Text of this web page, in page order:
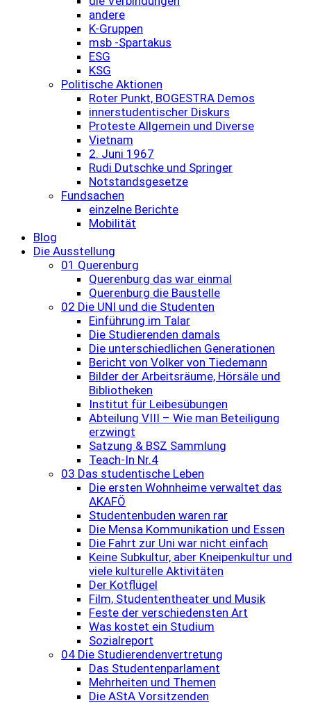
andere
K-Gruppen
msb -Spartakus
ESG
KSG
Politische Aktionen
Roter Punkt, BOGESTRA Demos
innerstudentischer Diskurs
Proteste Allgemein und Diverse
Vietnam
2. Juni 1967
Rudi Dutschke und Springer
Notstandsgesetze
Fundsachen
einzelne Berichte
Mobilität
Blog
Die Ausstellung
01 Querenburg
Querenburg das war einmal
Querenburg die Baustelle
02 Die UNI und die Studenten
Einführung im Talar
Die Studierenden damals
Die unterschiedlichen Generationen
Bericht von Volker von Tiedemann
Bilder der Arbeitsräume, Hörsäle und
Bibliotheken
Institut für Leibesübungen
Abteilung VIII – Wie man Beteiligung
erzwingt
Satzung & BSZ Sammlung
Teach-In Nr.4
03 Das studentische Leben
Die ersten Wohnheime verwaltet das
AKAFÖ
Studentenbuden waren rar
Die Mensa Kommunikation und Essen
Die Fahrt zur Uni war nicht einfach
Keine Subkultur, aber Kneipenkultur und
viele kulturelle Aktivitäten
Der Kotflügel
Film, Studententheater und Musik
Feste der verschiedensten Art
Was kostet ein Studium
Sozialreport
04 Die Studierendenvertretung
Das Studentenparlament
Mehrheiten und Themen
Die AStA Vorsitzenden